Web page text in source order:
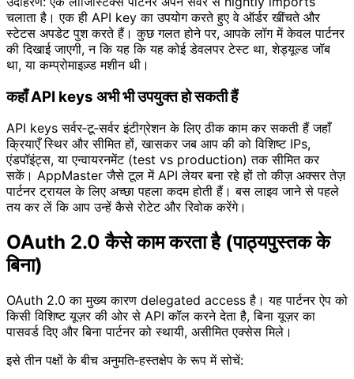
चलाता है। एक ही API key का उपयोग करते हुए वे ऑर्डर खींचते और
स्टेटस अपडेट पुश करते हैं। कुछ गलत होने पर, आपके लॉग में केवल पार्टनर
की दिखाई जाएगी, न कि यह कि यह कोई डेवलपर टेस्ट था, शेड्यूल्ड जॉब
था, या कम्प्रोमाइज़्ड मशीन थी।
कहाँ API keys अभी भी उपयुक्त हो सकती हैं
API keys सर्वर‑टू‑सर्वर इंटीग्रेशन के लिए ठीक काम कर सकती हैं जहाँ
क्रियाएँ स्थिर और सीमित हों, खासकर जब आप की को विशिष्ट IPs,
एंडपॉइंट्स, या एन्वायरनमेंट (test vs production) तक सीमित कर
सकें। AppMaster जैसे टूल में API लेयर बना रहे हों तो कीज़ अक्सर तेज़
पार्टनर ट्रायल के लिए अच्छा पहला कदम होती हैं। बस लाइव जाने से पहले
तय कर लें कि आप उन्हें कैसे रोटेट और रिवोक करेंगे।
OAuth 2.0 कैसे काम करता है (पाठ्यपुस्तक के
बिना)
OAuth 2.0 का मुख्य कारण delegated access है। यह पार्टनर ऐप को
किसी विशिष्ट यूज़र की ओर से API कॉल करने देता है, बिना यूज़र का
पासवर्ड दिए और बिना पार्टनर को स्थायी, असीमित एक्सेस मिले।
इसे तीन पक्षों के बीच अनुमति‑हस्तक्षेप के रूप में सोचें: